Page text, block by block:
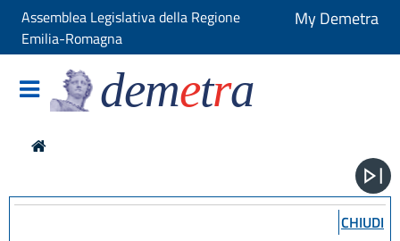
Assemblea Legislativa della Regione
Emilia-Romagna
My Demetra
demetra
CHIUDI